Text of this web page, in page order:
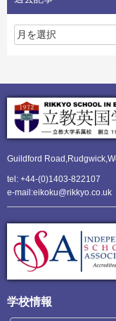
Guildford Road,Rudgwick,
tel: +44-(0)1403-822107
e-mail:eikoku@rikkyo.co.uk
学校情報